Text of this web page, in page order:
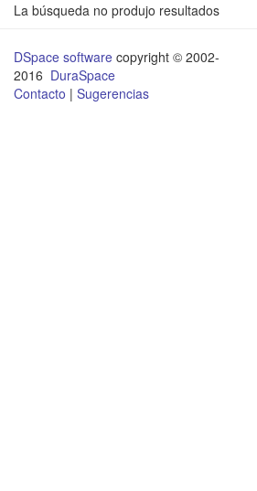
La búsqueda no produjo resultados
DSpace software copyright © 2002-
2016 DuraSpace
Contacto | Sugerencias